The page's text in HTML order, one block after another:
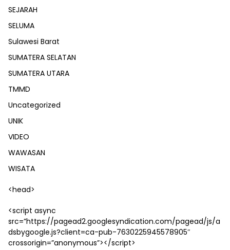
SEJARAH
SELUMA
Sulawesi Barat
SUMATERA SELATAN
SUMATERA UTARA
TMMD
Uncategorized
UNIK
VIDEO
WAWASAN
WISATA
<head>
<script async
src=”https://pagead2.googlesyndication.com/pagead/js/a
dsbygoogle.js?client=ca-pub-7630225945578905″
crossorigin=”anonymous”></script>